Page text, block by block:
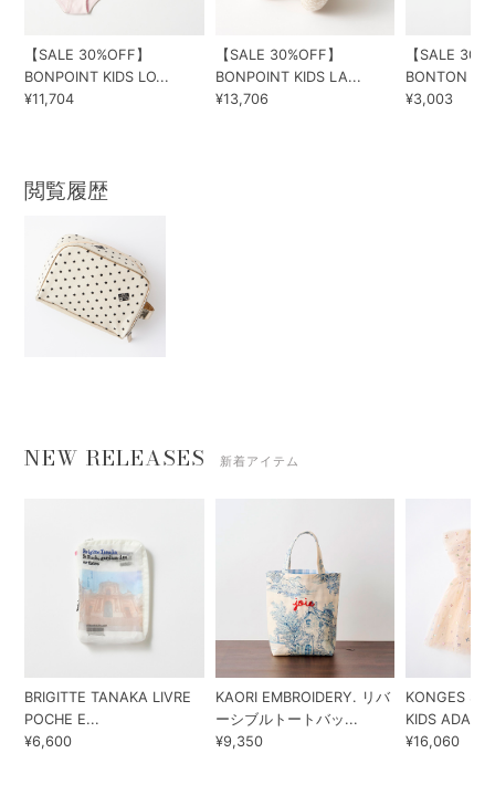
【SALE 30%OFF】
BONPOINT KIDS LO...
¥11,704
【SALE 30%OFF】
BONPOINT KIDS LA...
¥13,706
【SALE
BONTON ポ
¥3,003
閲覧履歴
NEW RELEASES 新着アイテム
BRIGITTE TANAKA LIVRE
POCHE E...
¥6,600
KAORI EMBROIDERY. リバ
ーシブルトートバッ...
¥9,350
KONGES
KIDS ADA...
¥16,060